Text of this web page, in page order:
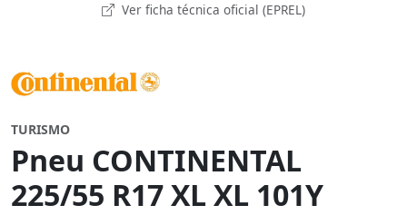
Ver ficha técnica oficial (EPREL)
TURISMO
Pneu CONTINENTAL
225/55 R17 XL XL 101Y